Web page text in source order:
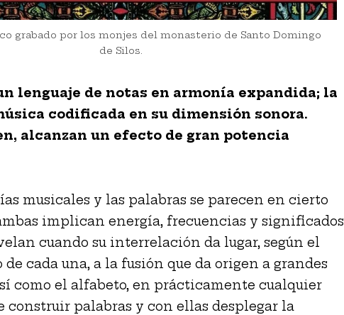
grabado por los monjes del monasterio de Santo Domingo
de Silos.
lenguaje de notas en armonía expandida; la
codificada en su dimensión sonora.
alcanzan un efecto de gran potencia
musicales y las palabras se parecen en cierto
implican energía, frecuencias y significados
cuando su interrelación da lugar, según el
cada una, a la fusión que da origen a grandes
como el alfabeto, en prácticamente cualquier
construir palabras y con ellas desplegar la